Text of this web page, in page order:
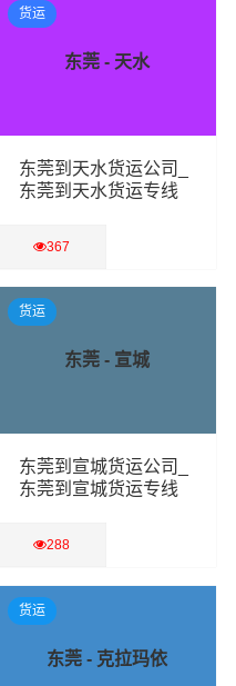
东莞 - 天水
东莞到天水货运公司_
东莞到天水货运专线
367
查看详细
货运
东莞 - 宣城
东莞到宣城货运公司_
东莞到宣城货运专线
288
查看详细
货运
东莞 - 克拉玛依
货运